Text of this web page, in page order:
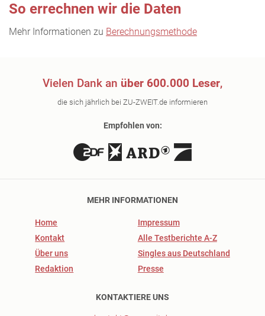
So errechnen wir die Daten
Mehr Informationen zu Berechnungsmethode
Vielen Dank an über 600.000 Leser,
die sich jährlich bei ZU-ZWEIT.de informieren
Empfohlen von:
MEHR INFORMATIONEN
Home
Kontakt
Über uns
Redaktion
Impressum
Alle Testberichte A-Z
Singles aus Deutschland
Presse
KONTAKTIERE UNS